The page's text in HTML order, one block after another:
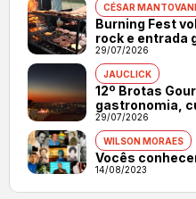
CÉSAR
Burning Fest
rock e entrada
29/07/2026
JAUCLICK
12º Brotas
gastronomia,
29/07/2026
WILSON MORAES
Vocês
14/08/2023